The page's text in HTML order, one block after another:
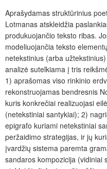
Aprašydamas struktūrinius
Lotmanas atskleidžia
produkuojančio teksto ribas.
modeliuojančia teksto
netekstinius (arba
analizė sutelkiama į tris
1) aprašomas viso rinkinio
rekonstruojamas bendresnis
kuris konkrečiai realizuojasi
(netekstiniai santykiai); 2)
epigrafo kuriami netekstiniai
peržaidimo strategijas, ir jų
įvardžių sistema paremta
sandaros kompozicija (vidiniai